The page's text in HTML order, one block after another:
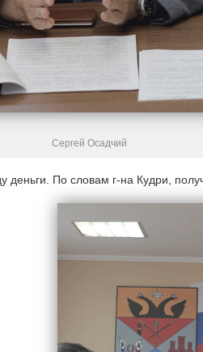
Сергей Осадчий
деньги. По словам г-на Кудри,